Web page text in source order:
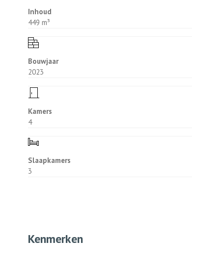
nauwkeurig aan te geven online. Vraag
ernaar bij de verkopend makelaar.
Inhoud
449 m³
Bouwjaar
2023
Kamers
4
Slaapkamers
3
Kenmerken